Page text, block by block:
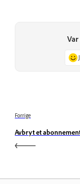
Forrige
Avbryt et